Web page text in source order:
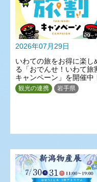
2026年07月29日
いわての旅をお得に楽し
る「おでんせ！いわて旅
キャンペーン」を開催中
観光の連携 岩手県